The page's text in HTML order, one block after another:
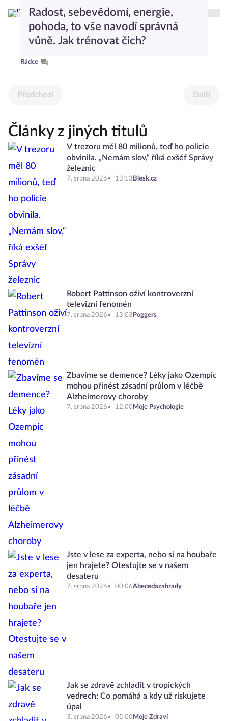
Radost, sebevědomí, energie,
pohoda, to vše navodí správná
vůně. Jak trénovat čich?
Rádce
Předchozí Další
Články z jiných titulů
V trezoru měl 80 milionů, teď ho policie
obvinila. „Nemám slov,“ říká exšéf Správy
železnic
7. srpna 2026 13:13 Blesk.cz
Robert Pattinson oživí kontroverzní
televizní fenomén
7. srpna 2026 13:03 Poggers
Zbavíme se demence? Léky jako Ozempic
mohou přinést zásadní průlom v léčbě
Alzheimerovy choroby
7. srpna 2026 12:00 Moje Psychologie
Jste v lese za experta, nebo si na houbaře
jen hrajete? Otestujte se v našem
desateru
7. srpna 2026 00:06Abecedazahrady
Jak se zdravě zchladit v tropických
vedrech: Co pomáhá a kdy už riskujete
úpal
3. srpna 2026 05:00 Moje Zdraví